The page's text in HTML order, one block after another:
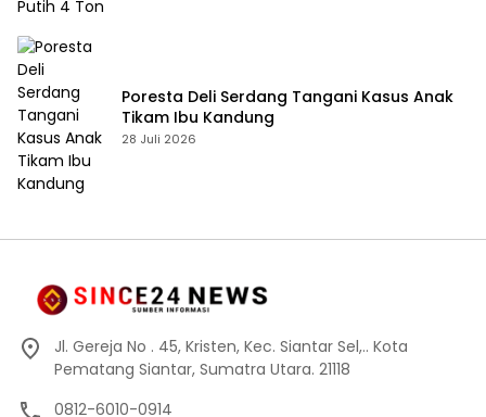
Poresta Deli Serdang Tangani Kasus Anak
Tikam Ibu Kandung
28 Juli 2026
Jl. Gereja No . 45, Kristen, Kec. Siantar Sel,.. Kota
Pematang Siantar, Sumatra Utara. 21118
0812-6010-0914